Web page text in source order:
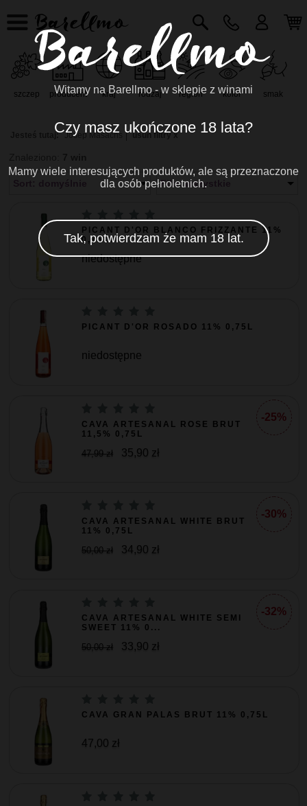
kraj
producent region
szczep kolor smak
rodzaj
Jesteś tutaj: Josep Masachs usuń filtry x
Filtr: wszystkie
PICANT D'OR BLANCO FRIZZANTE 11%
0,75...
niedostępne
PICANT D'OR ROSADO 11% 0,75L
niedostępne
-25%
CAVA ARTESANAL ROSE BRUT
11,5% 0,75L
47,99 zł 35,90 zł
-30%
CAVA ARTESANAL WHITE BRUT
11% 0,75L
50,00 zł 34,90 zł
-32%
CAVA ARTESANAL WHITE SEMI
SWEET 11% 0...
50,00 zł 33,90 zł
CAVA GRAN PALAS BRUT 11% 0,75L
47,00 zł
Witamy na Barellmo - w sklepie z winami
Czy masz ukończone 18 lata?
Mamy wiele interesujących produktów, ale są przeznaczone
dla osób pełnoletnich.
Tak, potwierdzam że mam 18 lat.